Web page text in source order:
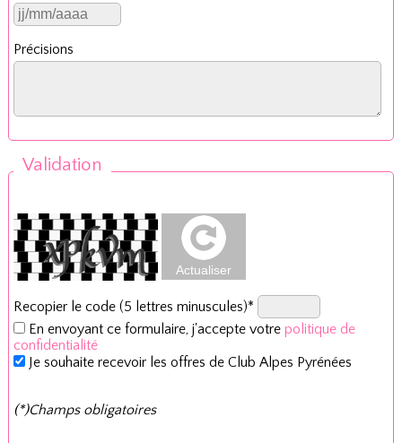
Précisions
Validation
Recopier le code (5 lettres minuscules)*
En envoyant ce formulaire, j'accepte votre politique de
confidentialité
Je souhaite recevoir les offres de Club Alpes Pyrénées
(*)Champs obligatoires